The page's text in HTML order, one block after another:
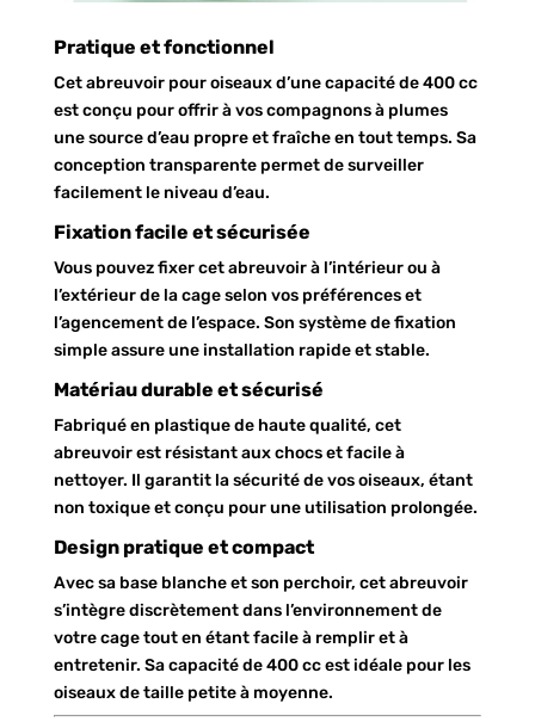
Pratique et fonctionnel
Cet abreuvoir pour oiseaux d’une capacité de 400 cc
est conçu pour offrir à vos compagnons à plumes
une source d’eau propre et fraîche en tout temps. Sa
conception transparente permet de surveiller
facilement le niveau d’eau.
Fixation facile et sécurisée
Vous pouvez fixer cet abreuvoir à l’intérieur ou à
l’extérieur de la cage selon vos préférences et
l’agencement de l’espace. Son système de fixation
simple assure une installation rapide et stable.
Matériau durable et sécurisé
Fabriqué en plastique de haute qualité, cet
abreuvoir est résistant aux chocs et facile à
nettoyer. Il garantit la sécurité de vos oiseaux, étant
non toxique et conçu pour une utilisation prolongée.
Design pratique et compact
Avec sa base blanche et son perchoir, cet abreuvoir
s’intègre discrètement dans l’environnement de
votre cage tout en étant facile à remplir et à
entretenir. Sa capacité de 400 cc est idéale pour les
oiseaux de taille petite à moyenne.